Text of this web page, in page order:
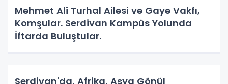
Mehmet Ali Turhal Ailesi ve Gaye Vakfı,
Komşular. Serdivan Kampüs Yolunda
İftarda Buluştular.
Serdivan'da, Afrika, Asya Gönül